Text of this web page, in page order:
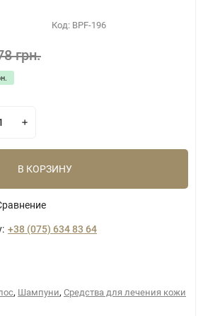
Код: BPF-196
грн.
В КОРЗИНУ
+38 (075) 634 83 64
, Шампуни, Средства для лечения кожи